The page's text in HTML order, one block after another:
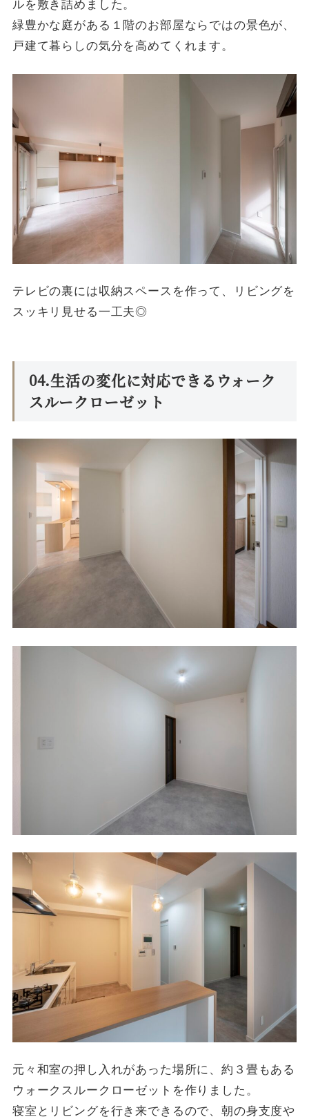
ルを敷き詰めました。
緑豊かな庭がある１階のお部屋ならではの景色が、
戸建て暮らしの気分を高めてくれます。
テレビの裏には収納スペースを作って、リビングを
スッキリ見せる一工夫◎
04.生活の変化に対応できるウォーク
スルークローゼット
元々和室の押し入れがあった場所に、約３畳もある
ウォークスルークローゼットを作りました。
寝室とリビングを行き来できるので、朝の身支度や